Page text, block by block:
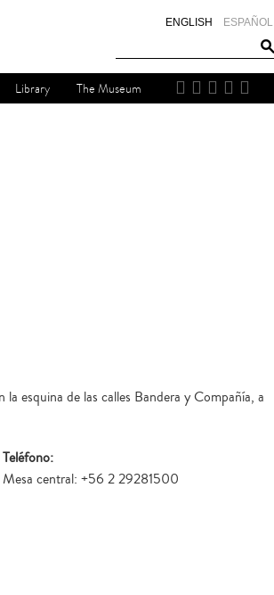
ESPAÑOL
ENGLISH
Library The Museum
esquina de las calles Bandera y Compañía, a
Teléfono:
Mesa central: +56 2 29281500